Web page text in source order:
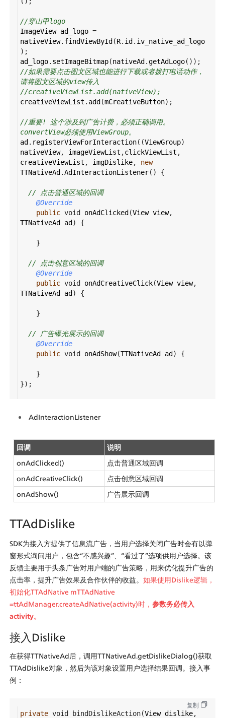
//穿山甲logo
ImageView ad_logo =
nativeView. findViewById (R. id . iv_native_ad_logo
);
ad_logo. setImageBitmap(nativeAd .getAdLogo());
//如果需要点击图文区域也能进行下载或者拨打电话动作，
请将图文区域的view传入
//creativeViewList.add(nativeView);
creativeViewList . add (mCreativeButton);
//重要! 这个涉及到广告计费，必须正确调用。
convertView必须使用ViewGroup。
ad . registerViewForInteraction((ViewGroup
nativeView, imageViewList ,clickViewList
creativeViewList , imgDislike, new
TTNativeAd .AdInteractionListener() {
// 点击普通区域的回调
@Override
public void onAdClicked (View view
TTNativeAd
ad ) {
}
// 点击创意区域的回调
@Override
public void onAdCreativeClick(View view
TTNativeAd
ad ) {
}
// 广告曝光展示的回调
@Override
public void onAdShow(TTNativeAd ad ) {
}
});
AdInteractionListener
回调
说明
onAdClicked()
点击普通区域回调
onAdCreativeClick()
点击创意区域回调
onAdShow()
广告展示回调
TTAdDislike
SDK为接入方提供了信息流广告，当用户选择关闭广告时会有以弹
窗形式询问用户，包含“不感兴趣”、“看过了”选项供用户选择。该
反馈主要用于头条广告对用户端的广告策略，用来优化提升广告的
点击率，提升广告效果及合作伙伴的收益。如果使用Dislike逻辑，
初始化TTAdNative mTTAdNative
=ttAdManager.createAdNative(activity)时，参数务必传入
activity。
接入Dislike
在获得TTNativeAd后，调用TTNativeAd.getDislikeDialog()获取
TTAdDislike对象，然后为该对象设置用户选择结果回调。接入事
例：
复制
private void bindDislikeAction(View dislike